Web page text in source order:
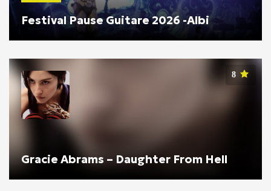
Festival Pause Guitare 2026 -Albi
8
Gracie Abrams – Daughter From Hell